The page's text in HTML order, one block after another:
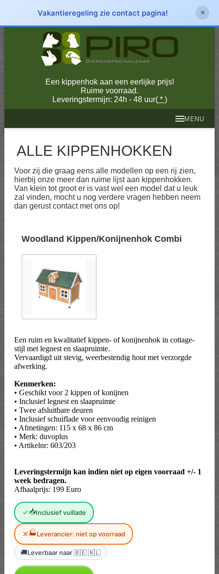
Vakantieregeling zie contact pagina! ×
Een kippenhok aan een eerlijke prijs!
Ruime voorraad.
Leveringstermijn: 24h - 48 uur(* )
MENU
ALLE KIPPENHOKKEN
Voor zij die graag eens alle modellen op een rij zien,
hierbij onze meer dan ruime lijst aan kippenhokken.
Van klein tot groot er is vast wel een model dat u leuk
zal vinden, mocht u nog verdere vragen hebben neem
dan gerust contact met ons op!
Woodland Kippen/Konijnenhok Combi
Een ruim en kwalitatief kippen- of konijnenhok in cottage-
stijl met legnest en slaapruimte.
Vervaardigd uit stevig, weerbestendig hout met verzorgde
afwerking.
Kenmerken:
• Geschikt voor 2 kippen of konijnen
• Inclusief legnest en slaapruimte
• Twee afsluitbare deuren
• Inclusief schuiflade voor eenvoudig reinigen
• Afmetingen: 115 x 68 x 86 cm
• Merk: duvoplus
• Artikelnr: 603/203
Leveringstermijn kan indien niet op eigen voorraad +/- 1
week bedragen.
Afhaalprijs: 199 Euro
📥Inclusief vuillade
🏭Leverancier: niet op voorraad
🚚Leverbaar naar 🇧🇪 🇳🇱